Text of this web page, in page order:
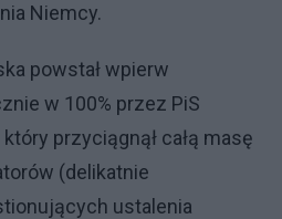
Niemcy.
powstał wpierw
w 100% przez PiS
przyciągnął całą masę
(delikatnie
ustalenia